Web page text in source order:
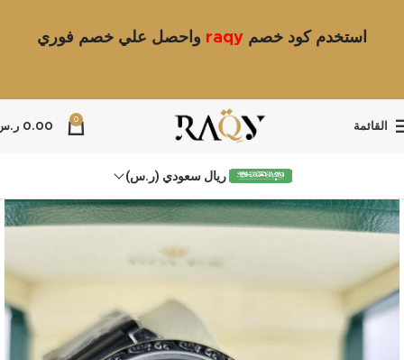
استخدم كود خصم raqy واحصل علي خصم فوري
القائمة
0
0.00
ريال سعودي (ر.س)